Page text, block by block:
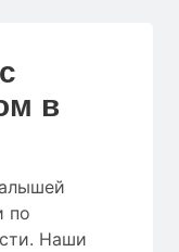
в
по
Наши